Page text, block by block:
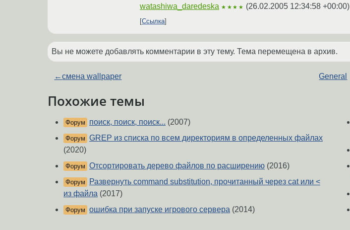
watashiwa_daredeska ★★★★ (26.02.2005 12:34:58 +00:00)
Ссылка
Вы не можете добавлять комментарии в эту тему. Тема перемещена в архив.
←смена wallpaper General
Похожие темы
Форум поиск, поиск, поиск... (2007)
Форум GREP из списка по всем директориям в определенных файлах
(2020)
Форум Отсортировать дерево файлов по расширению (2016)
Форум
Развернуть command substitution, прочитанный через cat или <
из файла (2017)
Форум ошибка при запуске игрового сервера (2014)